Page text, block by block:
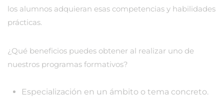
los alumnos adquieran esas competencias y habilidades
prácticas.
¿Qué beneficios puedes obtener al realizar uno de
nuestros programas formativos?
Especialización en un ámbito o tema concreto.